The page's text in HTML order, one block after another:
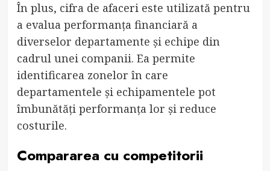
În plus, cifra de afaceri este utilizată pentru
a evalua performanța financiară a
diverselor departamente și echipe din
cadrul unei companii. Ea permite
identificarea zonelor în care
departamentele și echipamentele pot
îmbunătăți performanța lor și reduce
costurile.
Compararea cu competitorii